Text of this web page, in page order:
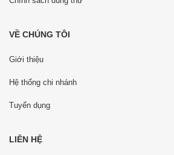
VỀ CHÚNG TÔI
Giới thiệu
Hệ thống chi nhánh
Tuyển dụng
LIÊN HỆ